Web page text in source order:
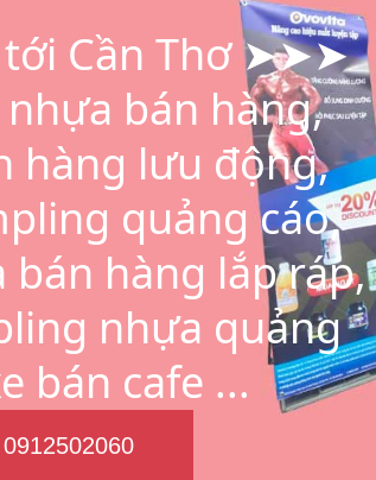
tới Cần Thơ ➤➤➤
bán hàng,
hàng lưu động,
quảng cáo,
hàng lắp ráp,
nhựa quảng
bán cafe ...
0912502060